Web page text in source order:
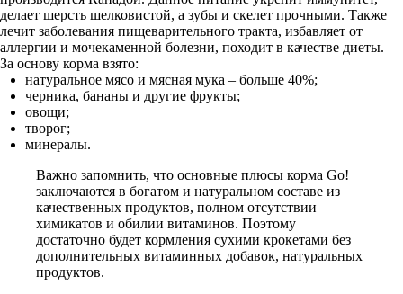
делает шерсть шелковистой, а зубы и скелет прочными. Также
лечит заболевания пищеварительного тракта, избавляет от
аллергии и мочекаменной болезни, походит в качестве диеты.
За основу корма взято:
натуральное мясо и мясная мука – больше 40%;
черника, бананы и другие фрукты;
овощи;
творог;
минералы.
Важно запомнить, что основные плюсы корма Go!
заключаются в богатом и натуральном составе из
качественных продуктов, полном отсутствии
химикатов и обилии витаминов. Поэтому
достаточно будет кормления сухими крокетами без
дополнительных витаминных добавок, натуральных
продуктов.